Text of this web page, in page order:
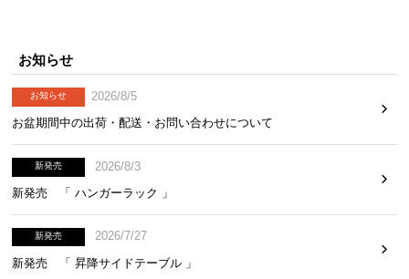
お知らせ
お知らせ
2026/8/5
お盆期間中の出荷・配送・お問い合わせについて
新発売
2026/8/3
新発売 「 ハンガーラック 」
新発売
2026/7/27
新発売 「 昇降サイドテーブル 」